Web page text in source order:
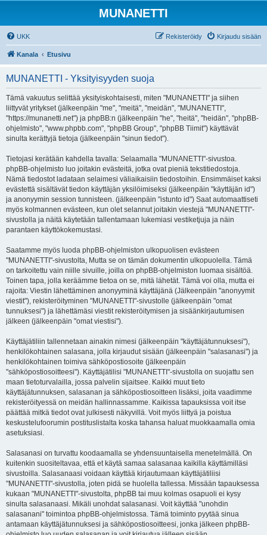
MUNANETTI
UKK Kirjaudu sisään
Rekisteröidy
Kanala Etusivu
MUNANETTI - Yksityisyyden suoja
Tämä vakuutus selittää yksityiskohtaisesti, miten "MUNANETTI" ja siihen
liittyvät yritykset (jälkeenpäin "me", "meitä", "meidän", "MUNANETTI",
"https://munanetti.net") ja phpBB:n (jälkeenpäin "he", "heitä", "heidän", "phpBB-
ohjelmisto", "www.phpbb.com", "phpBB Group", "phpBB Tiimit") käyttävät
sinulta kerättyjä tietoja (jälkeenpäin "sinun tiedot").
Tietojasi kerätään kahdella tavalla: Selaamalla "MUNANETTI"-sivustoa.
phpBB-ohjelmisto luo joitakin evästeitä, jotka ovat pieniä tekstitiedostoja.
Nämä tiedostot ladataan selaimesi väliaikaisiin tiedostoihin. Ensimmäiset kaksi
evästettä sisältävät tiedon käyttäjän yksilöimiseksi (jälkeenpäin "käyttäjän id")
ja anonyymin session tunnisteen. (jälkeenpäin "istunto id") Saat automaattiseti
myös kolmannen evästeen, kun olet selannut joitakin viestejä "MUNANETTI"-
sivustolla ja näitä käytetään tallentamaan lukemiasi vestiketjuja ja näin
parantaen käyttökokemustasi.
Saatamme myös luoda phpBB-ohjelmiston ulkopuolisen evästeen
"MUNANETTI"-sivustolta, Mutta se on tämän dokumentin ulkopuolella. Tämä
on tarkoitettu vain niille sivuille, joilla on phpBB-ohjelmiston luomaa sisältöä.
Toinen tapa, jolla keräämme tietoa on se, mitä lähetät. Tämä voi olla, mutta ei
rajoita: Viestin lähettäminen anonyyminä käyttäjänä (Jälkeenpäin "anonyymit
viestit"), rekisteröityminen "MUNANETTI"-sivustolle (jälkeenpäin "omat
tunnuksesi") ja lähettämäsi viestit rekisteröitymisen ja sisäänkirjautumisen
jälkeen (jälkeenpäin "omat viestisi").
Käyttäjätiliin tallennetaan ainakin nimesi (jälkeenpäin "käyttäjätunnuksesi"),
henkilökohtainen salasana, jolla kirjaudut sisään (jälkeenpäin "salasanasi") ja
henkilökohtainen toimiva sähköpostiosoite (jälkeenpäin
"sähköpostiosoitteesi"). Käyttäjätilisi "MUNANETTI"-sivustolla on suojattu sen
maan tietoturvalailla, jossa palvelin sijaitsee. Kaikki muut tieto
käyttäjätunnuksen, salasanan ja sähköpostiosoitteen lisäksi, joita vaadimme
rekisteröityessä on meidän hallinnassamme. Kaikissa tapauksissa voit itse
päättää mitkä tiedot ovat julkisesti näkyvillä. Voit myös liittyä ja poistua
keskustelufoorumin postituslistalta koska tahansa haluat muokkaamalla omia
asetuksiasi.
Salasanasi on turvattu koodaamalla se yhdensuuntaisella menetelmällä. On
kuitenkin suositeltavaa, että et käytä samaa salasanaa kaikilla käyttämilläsi
sivustoilla. Salasanaasi voidaan käyttää kirjautumaan käyttäjätiliisi
"MUNANETTI"-sivustolla, joten pidä se huolella tallessa. Missään tapauksessa
kukaan "MUNANETTI"-sivustolta, phpBB tai muu kolmas osapuoli ei kysy
sinulta salasanaasi. Mikäli unohdat salasanasi. Voit käyttää "unohdin
salasanani" toimintoa phpBB-ohjelmistossa. Tämä toiminto pyytää sinua
antamaan käyttäjätunnuksesi ja sähköpostiosoitteesi, jonka jälkeen phpBB-